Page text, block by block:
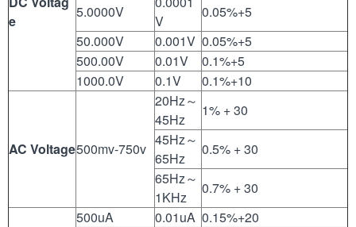
e
5.0000V
V
0.05%+5
50.000V
0.001V 0.05%+5
500.00V
0.01V
0.1%+5
1000.0V
0.1V 0.1%+10
AC Voltage500mv-750v
20Hz～
45Hz
1% + 30
45Hz～
65Hz
0.5% + 30
65Hz～
1KHz
0.7% + 30
500uA 0.01uA 0.15%+20